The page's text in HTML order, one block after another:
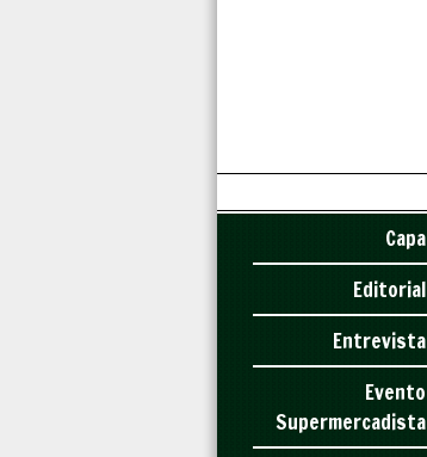
Capa
Editorial
Entrevista
Evento
Supermercadista